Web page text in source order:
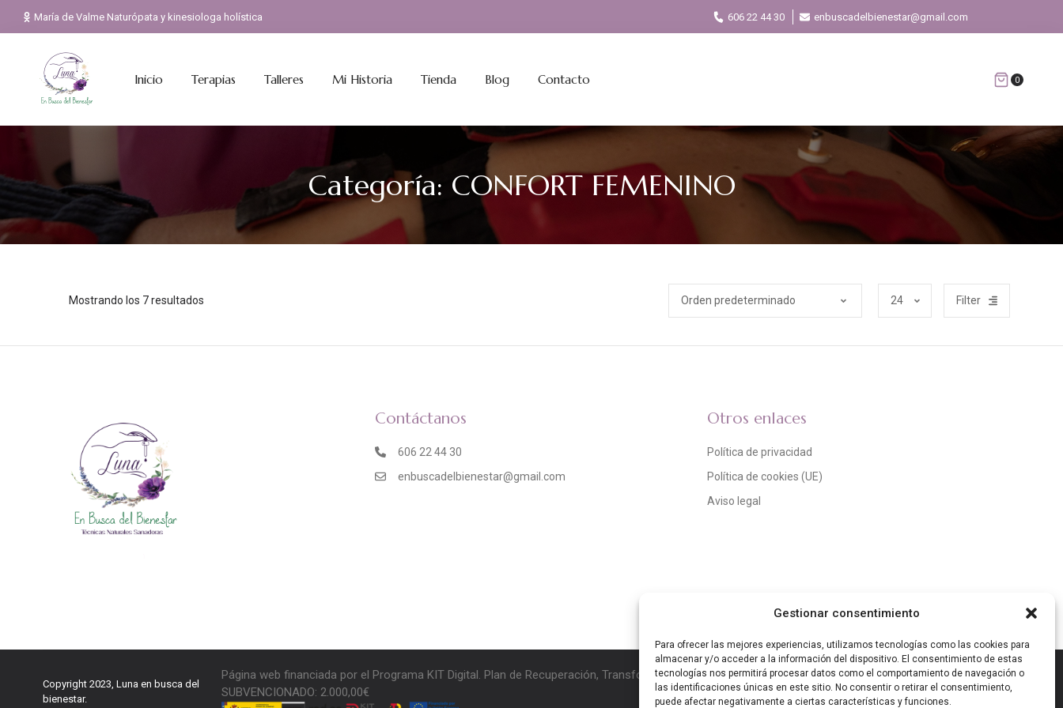
Gestionar consentimiento
Para ofrecer las mejores experiencias, utilizamos tecnologías como las cookies para
almacenar y/o acceder a la información del dispositivo. El consentimiento de estas
tecnologías nos permitirá procesar datos como el comportamiento de navegación o
las identificaciones únicas en este sitio. No consentir o retirar el consentimiento,
puede afectar negativamente a ciertas características y funciones.
María de Valme Naturópata y kinesiologa holística 606 22 44 30 enbuscadelbienestar@gmail.com
Inicio Terapias Talleres Mi Historia Tienda Blog Contacto 0
Categoría: CONFORT FEMENINO
Mostrando los 7 resultados Filter
Contáctanos
606 22 44 30
enbuscadelbienestar@gmail.com
Otros enlaces
Política de privacidad
Política de cookies (UE)
Aviso legal
Copyright 2023, Luna en busca del
bienestar.
Página web financiada por el Programa KIT Digital. Plan de Recuperación, Transformación y Resiliencia de España «Next Generation EU». IMPORTE
SUBVENCIONADO: 2.000,00€